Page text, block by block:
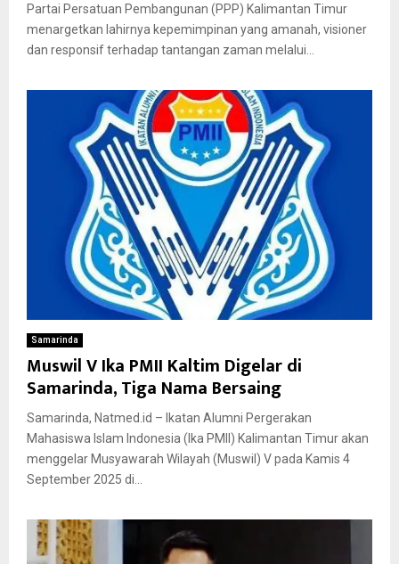
Partai Persatuan Pembangunan (PPP) Kalimantan Timur
menargetkan lahirnya kepemimpinan yang amanah, visioner
dan responsif terhadap tantangan zaman melalui...
Samarinda
Muswil V Ika PMII Kaltim Digelar di
Samarinda, Tiga Nama Bersaing
Samarinda, Natmed.id – Ikatan Alumni Pergerakan
Mahasiswa Islam Indonesia (Ika PMII) Kalimantan Timur akan
menggelar Musyawarah Wilayah (Muswil) V pada Kamis 4
September 2025 di...